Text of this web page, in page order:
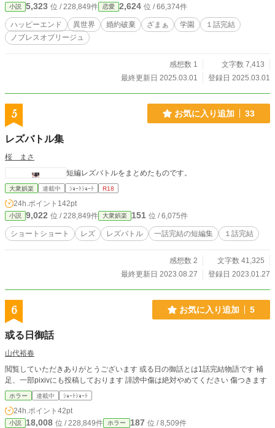
小説 5,323 位 / 228,849件 恋愛 2,624 位 / 66,374件
ハッピーエンド 異世界 婚約破棄 ざまぁ 学園
１話完結
ノブレスオブリージュ
感想数 1
文字数 7,413
最終更新日 2025.03.01
登録日 2025.03.01
5 お気に入り追加 33
レズバトル集
桜 まさ
短編レズバトルをまとめたものです。
大衆娯楽 連載中 ｼｮｰﾄｼｮｰﾄ R18
24h.ポイント 142pt
小説 9,022 位 / 228,849件 大衆娯楽 151 位 / 6,075件
ショートショート レズ レズバトル 一話完結の短編集 １話完結
感想数 2
文字数 41,325
最終更新日 2023.08.27
登録日 2023.01.27
6 お気に入り追加 5
或る日御話
山代裕春
閲覧していただきありがとうございます 或る日の御話とは1話完結物語です 補
足、一部pixivにも投稿しております 誹謗中傷は絶対やめてください 傷つきます
ホラー 連載中 ｼｮｰﾄｼｮｰﾄ
24h.ポイント 42pt
小説 18,008 位 / 228,849件 ホラー 187 位 / 8,509件